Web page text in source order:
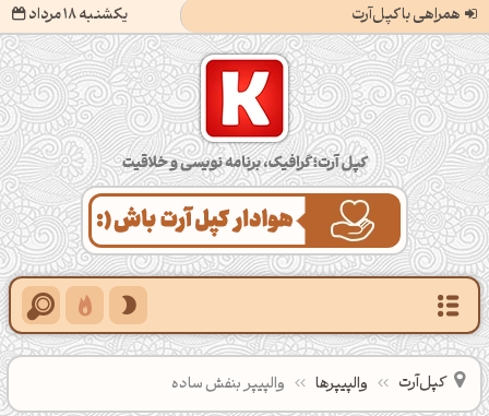
همراهی با کپل‌آرت یکشنبه 18 مرداد
کپل‌آرت؛ گرافیک، برنامه‌نویسی و خلاقیت
کپل‌آرت والپیپرها والپیپر بنفش ساده